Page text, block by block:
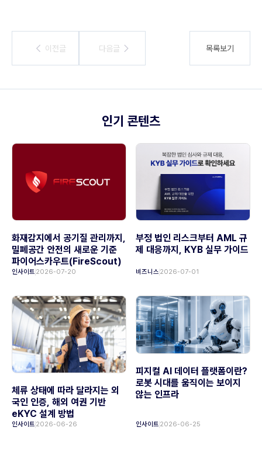
이전글
이전글 다음글
다음글 목록보기
인기 콘텐츠
화재감지에서 공기질 관리까지,
밀폐공간 안전의 새로운 기준
파이어스카우트(FireScout)
인사이트 2026-07-20
부정 법인 리스크부터 AML 규
제 대응까지, KYB 실무 가이드
비즈니스 2026-07-01
체류 상태에 따라 달라지는 외
국인 인증, 해외 여권 기반
eKYC 설계 방법
인사이트 2026-06-26
피지컬 AI 데이터 플랫폼이란?
로봇 시대를 움직이는 보이지
않는 인프라
인사이트 2026-06-25